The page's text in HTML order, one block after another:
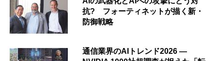
抗? フォーティネットが描く新・
防御戦略
通信業界のAIトレンド2026 ―